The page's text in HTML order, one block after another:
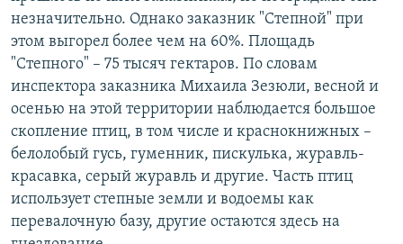
незначительно. Однако заказник "Степной" при
этом выгорел более чем на 60%. Площадь
"Степного" – 75 тысяч гектаров. По словам
инспектора заказника Михаила Зезюли, весной и
осенью на этой территории наблюдается большое
скопление птиц, в том числе и краснокнижных –
белолобый гусь, гуменник, пискулька, журавль-
красавка, серый журавль и другие. Часть птиц
использует степные земли и водоемы как
перевалочную базу, другие остаются здесь на